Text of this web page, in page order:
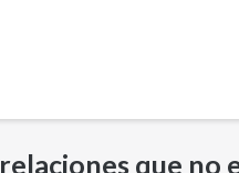
relaciones que no